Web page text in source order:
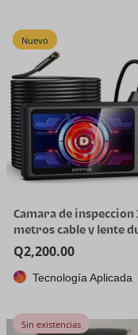
Nuevo
Camara de inspeccion
metros cable y lente
Q2,200.00
Tecnología Aplicada
Sin existencias